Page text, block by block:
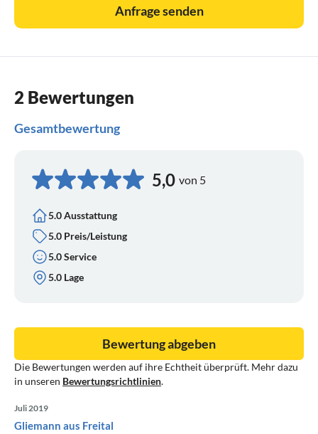
Anfrage senden
2 Bewertungen
Gesamtbewertung
5,0 von 5
5.0 Ausstattung
5.0 Preis/Leistung
5.0 Service
5.0 Lage
Die Bewertungen werden auf ihre Echtheit überprüft. Mehr dazu
in unseren Bewertungsrichtlinien.
Bewertung abgeben
Juli 2019
Gliemann aus Freital